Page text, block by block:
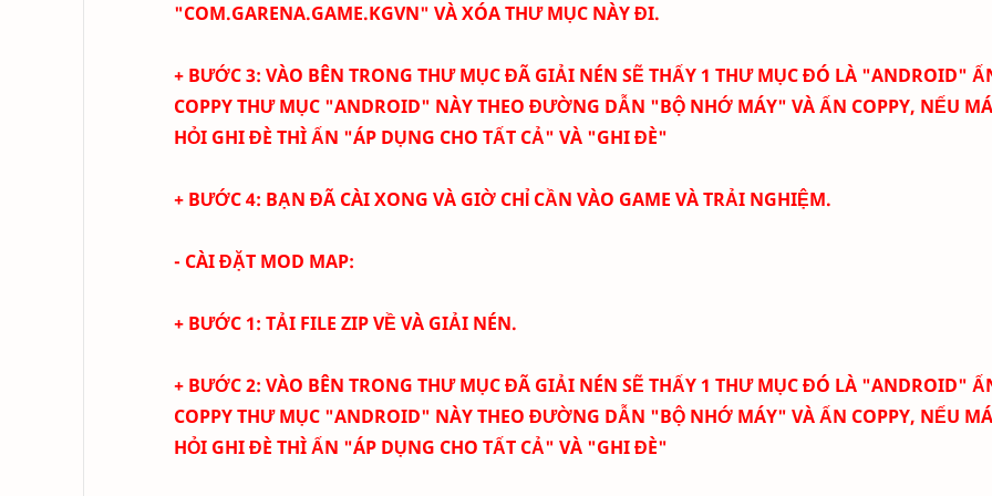
"COM.GARENA.GAME.KGVN" VÀ XÓA THƯ MỤC NÀY ĐI.
+ BƯỚC 3: VÀO BÊN TRONG THƯ MỤC ĐÃ GIẢI NÉN SẼ THẤY 1 THƯ MỤC ĐÓ LÀ "ANDROID"
COPPY THƯ MỤC "ANDROID" NÀY THEO ĐƯỜNG DẪN "BỘ NHỚ MÁY" VÀ ẤN COPPY, NẾU
HỎI GHI ĐÈ THÌ ẤN "ÁP DỤNG CHO TẤT CẢ" VÀ "GHI ĐÈ"
+ BƯỚC 4: BẠN ĐÃ CÀI XONG VÀ GIỜ CHỈ CẦN VÀO GAME VÀ TRẢI NGHIỆM.
- CÀI ĐẶT MOD MAP:
+ BƯỚC 1: TẢI FILE ZIP VỀ VÀ GIẢI NÉN.
+ BƯỚC 2: VÀO BÊN TRONG THƯ MỤC ĐÃ GIẢI NÉN SẼ THẤY 1 THƯ MỤC ĐÓ LÀ "ANDROID"
COPPY THƯ MỤC "ANDROID" NÀY THEO ĐƯỜNG DẪN "BỘ NHỚ MÁY" VÀ ẤN COPPY, NẾU
HỎI GHI ĐÈ THÌ ẤN "ÁP DỤNG CHO TẤT CẢ" VÀ "GHI ĐÈ"